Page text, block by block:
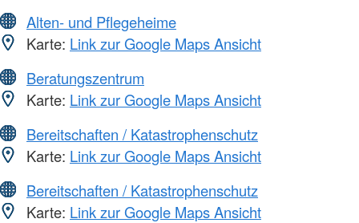
Alten- und Pflegeheime
Karte: Link zur Google Maps Ansicht
Beratungszentrum
Karte: Link zur Google Maps Ansicht
Bereitschaften / Katastrophenschutz
Karte: Link zur Google Maps Ansicht
Bereitschaften / Katastrophenschutz
Karte: Link zur Google Maps Ansicht